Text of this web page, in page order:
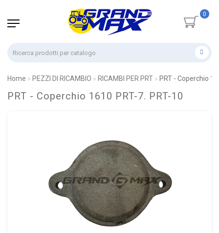
0
Home PEZZI DI RICAMBIO RICAMBI PER PRT PRT - Coperchio
PRT - Coperchio 1610 PRT-7. PRT-10